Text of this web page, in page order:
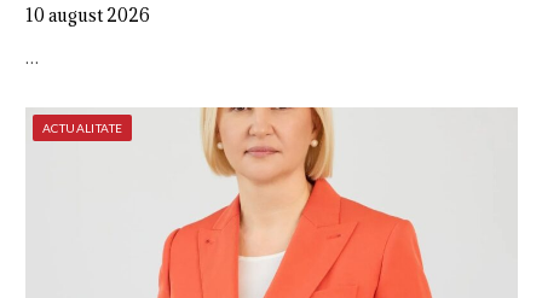
10 august 2026
…
ACTUALITATE